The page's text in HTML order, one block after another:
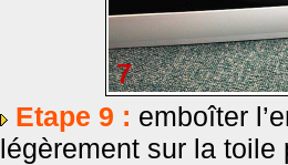
Etape 9 : emboîter
légèrement sur la toile